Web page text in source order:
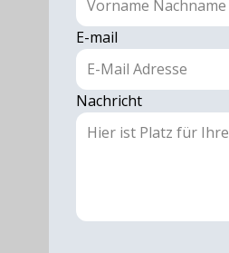
E-mail
Nachricht